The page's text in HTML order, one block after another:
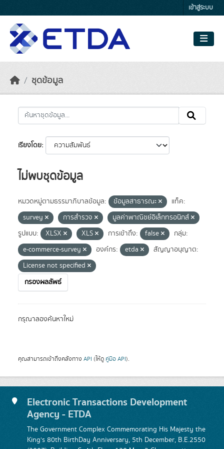
เข้าสู่ระบบ
ชุดข้อมูล
เรียงโดย
ไม่พบชุดข้อมูล
หมวดหมู่ตามธรรมาภิบาลข้อมูล: ข้อมูลสาธารณะ
แท็ค:
survey
การสำรวจ
มูลค่าพาณิชย์อิเล็กทรอนิกส์
รูปแบบ:
XLSX XLS การเข้าถึง: false
กลุ่ม:
e-commerce-survey
องค์กร: etda
สัญญาอนุญาต:
License not specified
กรองผลลัพธ์
กรุณาลองค้นหาใหม่
คุณสามารถเข้าถึงคลังทาง API (ให้ดู คู่มือ API).
Electronic Transactions Development
Agency - ETDA
The Government Complex Commemorating His Majesty the
King's 80th BirthDay Anniversary, 5th December, B.E.2550